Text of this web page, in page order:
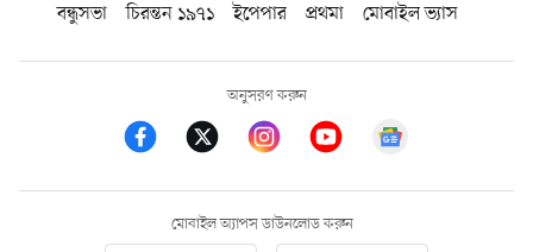
বন্ধুসভা
চিরন্তন ১৯৭১ ইপেপার প্রথমা মোবাইল ভ্যাস
অনুসরণ করুন
মোবাইল অ্যাপস ডাউনলোড করুন